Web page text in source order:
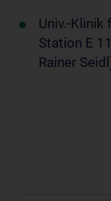
Univ.-Klinik
Station E
Rainer